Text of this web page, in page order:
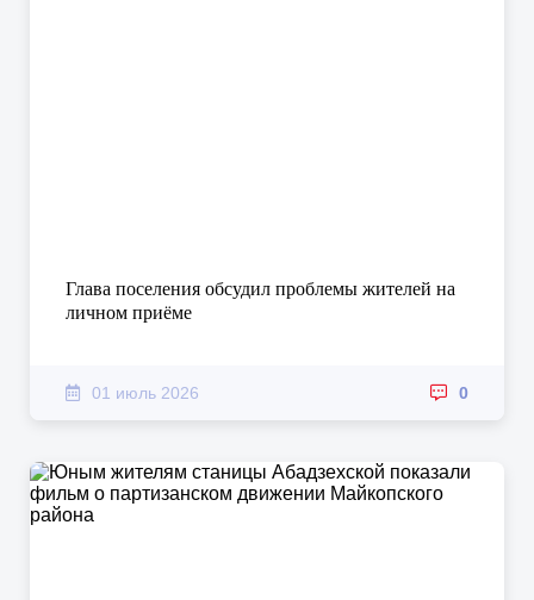
Глава поселения обсудил проблемы жителей на
личном приёме
01 июль 2026 0